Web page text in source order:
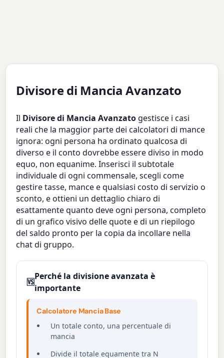
Divisore di Mancia Avanzato
Il Divisore di Mancia Avanzato gestisce i casi
reali che la maggior parte dei calcolatori di mance
ignora: ogni persona ha ordinato qualcosa di
diverso e il conto dovrebbe essere diviso in modo
equo, non equanime. Inserisci il subtotale
individuale di ogni commensale, scegli come
gestire tasse, mance e qualsiasi costo di servizio o
sconto, e ottieni un dettaglio chiaro di
esattamente quanto deve ogni persona, completo
di un grafico visivo delle quote e di un riepilogo
del saldo pronto per la copia da incollare nella
chat di gruppo.
🆚
Perché la divisione avanzata è
importante
Calcolatore Mancia Base
Un totale conto, una percentuale di
mancia
Divide il totale equamente tra N